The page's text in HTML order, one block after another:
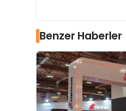
Benzer Haberler